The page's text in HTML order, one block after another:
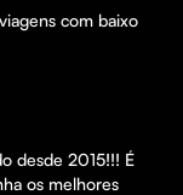
com baixo
desde 2015!!! É
os melhores